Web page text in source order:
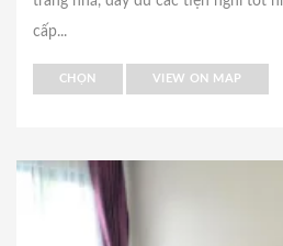
cấp...
CHỌN VIEW ON MAP